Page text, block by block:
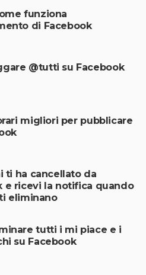
funziona
di Facebook
@tutti su Facebook
migliori per pubblicare
ti ha cancellato da
e ricevi la notifica quando
eliminano
tutti i mi piace e i
su Facebook